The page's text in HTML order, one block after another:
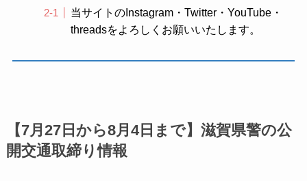
当サイトのInstagram・Twitter・YouTube・
threadsをよろしくお願いいたします。
【7月27日から8月4日まで】滋賀県警の公
開交通取締り情報